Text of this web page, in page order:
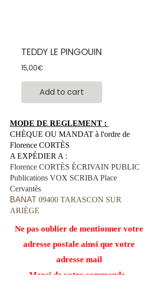
TEDDY LE PINGOUIN
15,00€
Add to cart
MODE DE REGLEMENT :
CHÈQUE OU MANDAT à l'ordre de
Florence CORTÈS
A EXPÉDIER A :
Florence CORTÈS ÉCRIVAIN PUBLIC
Publications VOX SCRIBA Place
Cervantès
BANAT 09400 TARASCON SUR
ARIÈGE
Ne pas oublier de mentionner votre
adresse postale ainsi que votre
adresse mail
Merci de votre commande.